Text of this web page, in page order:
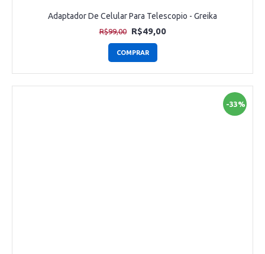
Adaptador De Celular Para Telescopio - Greika
R$99,00 R$49,00
COMPRAR
-33%